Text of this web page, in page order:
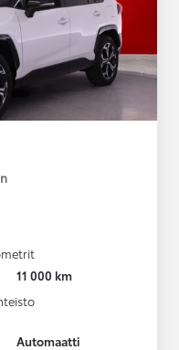
11 000 km
Automaatti